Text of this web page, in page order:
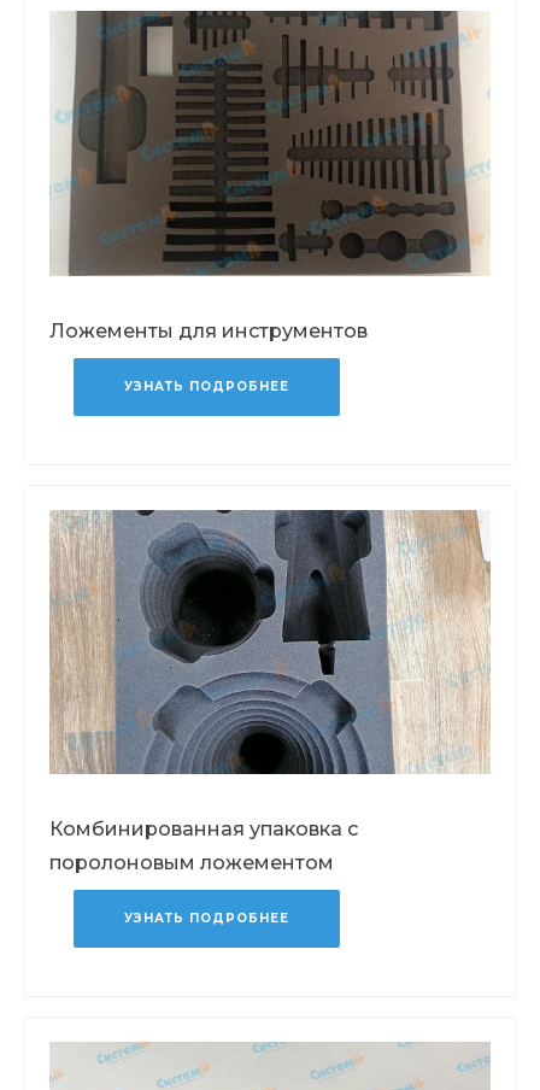
Ложементы для инструментов
УЗНАТЬ ПОДРОБНЕЕ
Комбинированная упаковка с
поролоновым ложементом
УЗНАТЬ ПОДРОБНЕЕ